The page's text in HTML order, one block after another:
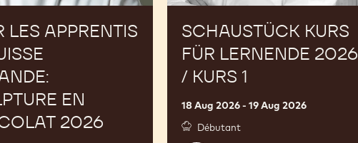
LES APPRENTIS
EN
2026
SCHAUSTÜCK KURS
FÜR LERNENDE 2026
/ KURS 1
18 Aug 2026 - 19 Aug 2026
Débutant